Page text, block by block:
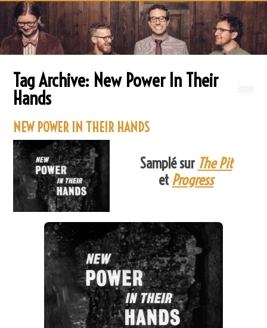
Tag Archive: New Power In Their
Hands
NEW POWER IN THEIR HANDS
Samplé sur The Pit
et Progress